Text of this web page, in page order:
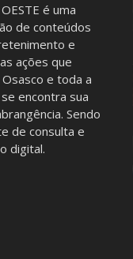
é uma
de conteúdos
e
ações que
e toda a
encontra sua
Sendo
de consulta e
digital.